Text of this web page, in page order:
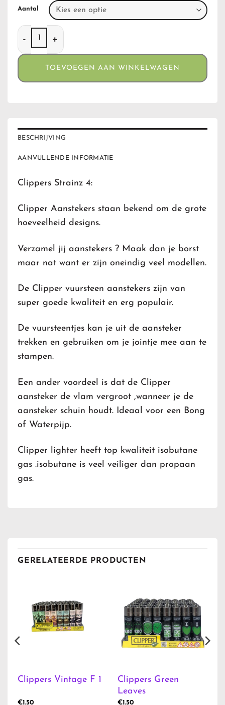
Aantal
Clippers Strainz 4 aantal
TOEVOEGEN AAN WINKELWAGEN
BESCHRIJVING
AANVULLENDE INFORMATIE
Clippers Strainz 4:
Clipper Aanstekers staan bekend om de grote
hoeveelheid designs.
Verzamel jij aanstekers ? Maak dan je borst
maar nat want er zijn oneindig veel modellen.
De Clipper vuursteen aanstekers zijn van
super goede kwaliteit en erg populair.
De vuursteentjes kan je uit de aansteker
trekken en gebruiken om je jointje mee aan te
stampen.
Een ander voordeel is dat de Clipper
aansteker de vlam vergroot ,wanneer je de
aansteker schuin houdt. Ideaal voor een Bong
of Waterpijp.
Clipper lighter heeft top kwaliteit isobutane
gas .isobutane is veel veiliger dan propaan
gas.
GERELATEERDE PRODUCTEN
Clippers Vintage F 1
€1.50
Clippers Green
Leaves
€1.50